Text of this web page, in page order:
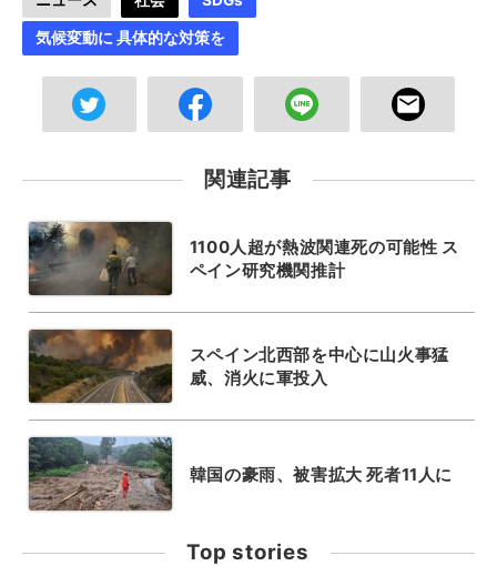
気候変動に 具体的な対策を
関連記事
1100人超が熱波関連死の可能性 ス
ペイン研究機関推計
スペイン北西部を中心に山火事猛
威、消火に軍投入
韓国の豪雨、被害拡大 死者11人に
Top stories